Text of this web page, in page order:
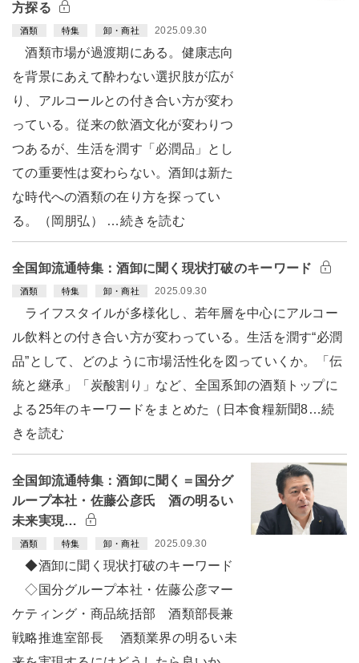
方探る
酒類 特集 卸・商社 2025.09.30
酒類市場が過渡期にある。健康志向
を背景にあえて酔わない選択肢が広が
り、アルコールとの付き合い方が変わ
っている。従来の飲酒文化が変わりつ
つあるが、生活を潤す「必潤品」とし
ての重要性は変わらない。酒卸は新た
な時代への酒類の在り方を探ってい
る。（岡朋弘） …続きを読む
全国卸流通特集：酒卸に聞く現状打破のキーワード
酒類 特集 卸・商社 2025.09.30
ライフスタイルが多様化し、若年層を中心にアルコー
ル飲料との付き合い方が変わっている。生活を潤す“必潤
品”として、どのように市場活性化を図っていくか。「伝
統と継承」「炭酸割り」など、全国系卸の酒類トップに
よる25年のキーワードをまとめた（日本食糧新聞8…続
きを読む
全国卸流通特集：酒卸に聞く＝国分グ
ループ本社・佐藤公彦氏 酒の明るい
未来実現…
酒類 特集 卸・商社 2025.09.30
◆酒卸に聞く現状打破のキーワード
◇国分グループ本社・佐藤公彦マー
ケティング・商品統括部 酒類部長兼
戦略推進室部長 酒類業界の明るい未